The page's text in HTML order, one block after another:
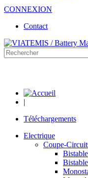
CONNEXION
Contact
|
Téléchargements
Electrique
Coupe-